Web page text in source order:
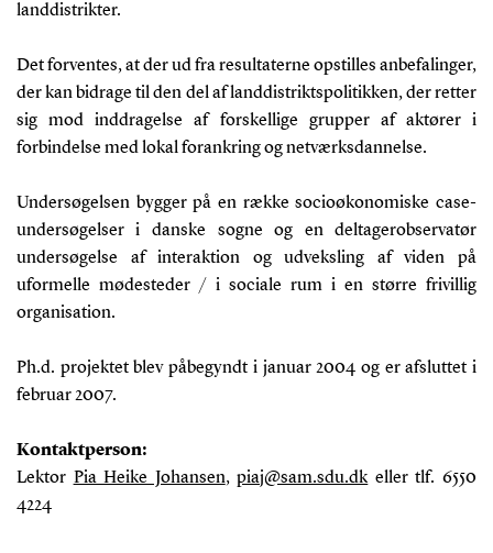
landdistrikter.
Det forventes, at der ud fra resultaterne opstilles anbefalinger,
der kan bidrage til den del af landdistriktspolitikken, der retter
sig mod inddragelse af forskellige grupper af aktører i
forbindelse med lokal forankring og netværksdannelse.
Undersøgelsen bygger på en række socioøkonomiske case-
undersøgelser i danske sogne og en deltagerobservatør
undersøgelse af interaktion og udveksling af viden på
uformelle mødesteder / i sociale rum i en større frivillig
organisation.
Ph.d. projektet blev påbegyndt i januar 2004 og er afsluttet i
februar 2007.
Kontaktperson:
Lektor Pia Heike Johansen,piaj@sam.sdu.dk eller tlf. 6550
4224